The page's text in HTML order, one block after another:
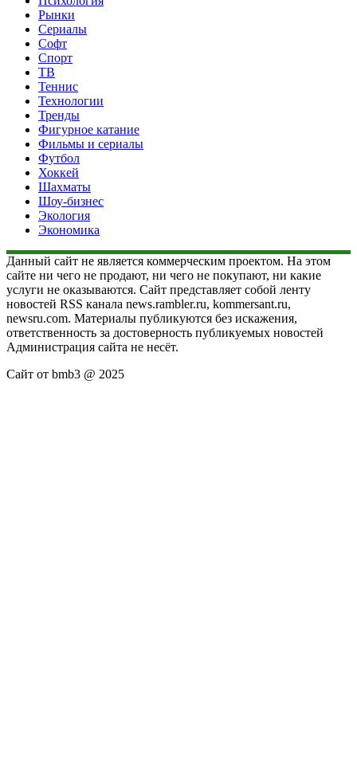
Рынки
Сериалы
Софт
Спорт
ТВ
Теннис
Технологии
Тренды
Фигурное катание
Фильмы и сериалы
Футбол
Хоккей
Шахматы
Шоу-бизнес
Экология
Экономика
Данный сайт не является коммерческим проектом. На этом
сайте ни чего не продают, ни чего не покупают, ни какие
услуги не оказываются. Сайт представляет собой ленту
новостей RSS канала news.rambler.ru, kommersant.ru,
newsru.com. Материалы публикуются без искажения,
ответственность за достоверность публикуемых новостей
Администрация сайта не несёт.
Сайт от bmb3 @ 2025